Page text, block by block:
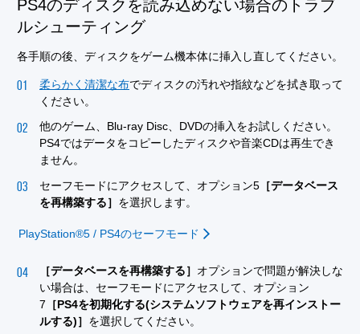
PS4のディスクを読み込めない場合のトラブ
ルシューティング
各手順の後、ディスクをゲーム機本体に挿入し直してください。
柔らかく清潔な布でディスクの汚れや指紋などを拭き取って
ください。
他のゲーム、Blu-ray Disc、DVDの挿入をお試しください。
PS4ではデータをコピーしたディスクや音楽CDは再生でき
ません。
セーフモードにアクセスして、オプション5 ［データベース
を再構築する］ を選択します。
PlayStation®5 / PS4のセーフモード
［データベースを再構築する］ オプションで問題が解決しな
い場合は、セーフモードにアクセスして、オプション
7 ［PS4を初期化する(システムソフトウェアを再インストー
ルする)］ を選択してください。